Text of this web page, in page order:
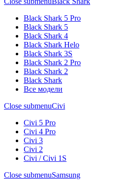
Black Shark 5 Pro
Black Shark 5
Black Shark 4
Black Shark Helo
Black Shark 3S
Black Shark 2 Pro
Black Shark 2
Black Shark
Все модели
Close submenuCivi
Civi 5 Pro
Civi 4 Pro
Civi 3
Civi 2
Civi / Civi 1S
Close submenuSamsung